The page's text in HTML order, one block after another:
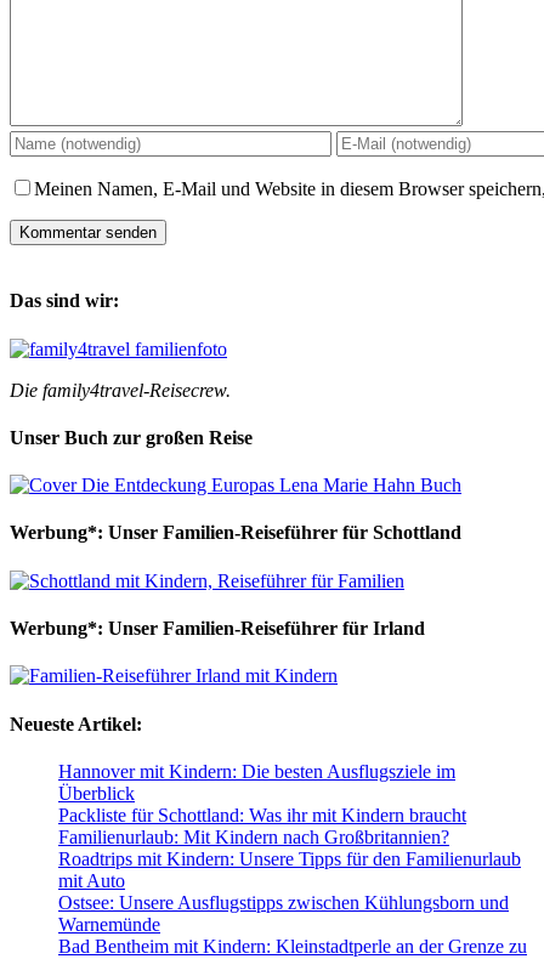
Meinen Namen, E-Mail und Website in diesem Browser
Das sind wir:
Die family4travel-Reisecrew.
Unser Buch zur großen Reise
Werbung*: Unser Familien-Reiseführer für Schottland
Werbung*: Unser Familien-Reiseführer für Irland
Neueste Artikel:
Hannover mit Kindern: Die besten Ausflugsziele im
Überblick
Packliste für Schottland: Was ihr mit Kindern braucht
Familienurlaub: Mit Kindern nach Großbritannien?
Roadtrips mit Kindern: Unsere Tipps für den Familienurlaub
mit Auto
Ostsee: Unsere Ausflugstipps zwischen Kühlungsborn und
Warnemünde
Bad Bentheim mit Kindern: Kleinstadtperle an der Grenze zu